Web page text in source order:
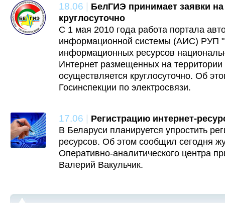
18.06 | БелГИЭ принимает заявки
круглосуточно
С 1 мая 2010 года работа портала
информационной системы (АИС) РУП
информационных ресурсов
Интернет размещенных на
осуществляется круглосуточно. Об
Госинспекции по электросвязи.
17.06 | Регистрацию интернет-
В Беларуси планируется упростить
ресурсов. Об этом сообщил сегодня
Оперативно-аналитического центра
Валерий Вакульчик.